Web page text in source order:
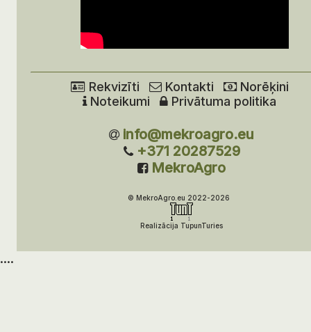
Rekvizīti Kontakti
Norēķini
Noteikumi
Privātuma politika
info@mekroagro.eu
+371 20287529
MekroAgro
© MekroAgro.eu 2022-2026
Realizācija TupunTuries
....